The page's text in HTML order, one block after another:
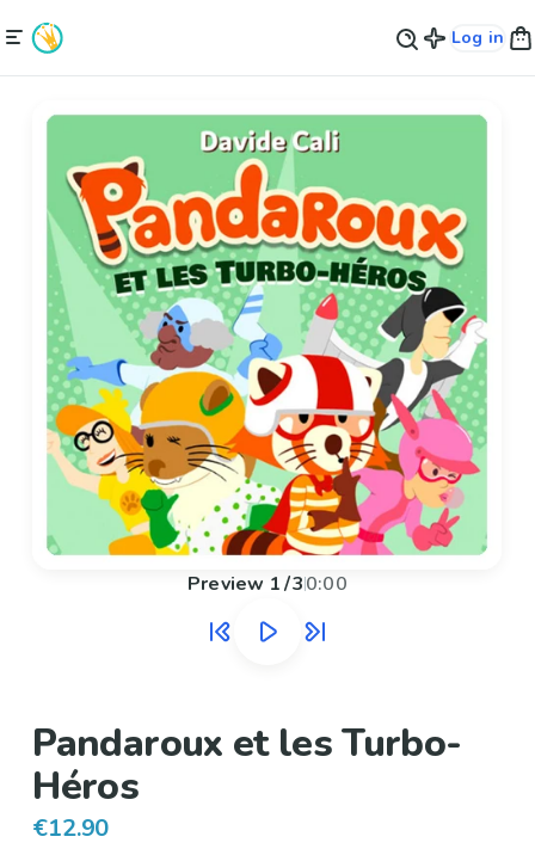
Log in
Preview 1/30:00
Pandaroux et les Turbo-
Héros
€12.90